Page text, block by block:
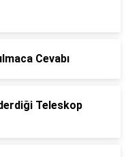
Cevabı
Teleskop